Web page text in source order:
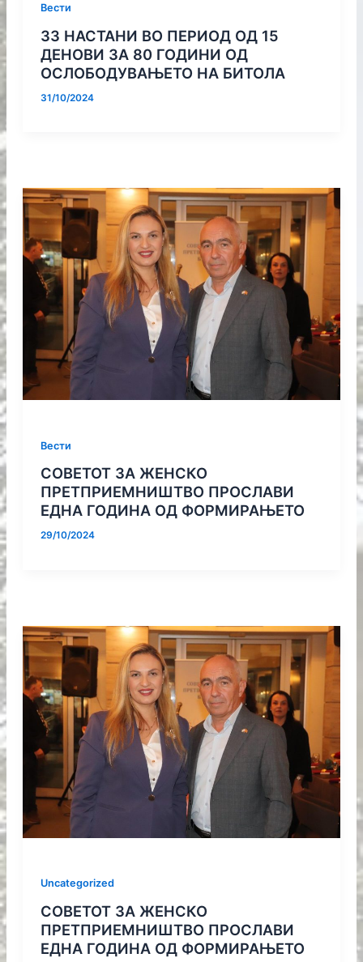
Вести
33 НАСТАНИ ВО ПЕРИОД ОД 15
ДЕНОВИ ЗА 80 ГОДИНИ ОД
ОСЛОБОДУВАЊЕТО НА БИТОЛА
31/10/2024
Вести
СОВЕТОТ ЗА ЖЕНСКО
ПРЕТПРИЕМНИШТВО ПРОСЛАВИ
ЕДНА ГОДИНА ОД ФОРМИРАЊЕТО
29/10/2024
Uncategorized
СОВЕТОТ ЗА ЖЕНСКО
ПРЕТПРИЕМНИШТВО ПРОСЛАВИ
ЕДНА ГОДИНА ОД ФОРМИРАЊЕТО